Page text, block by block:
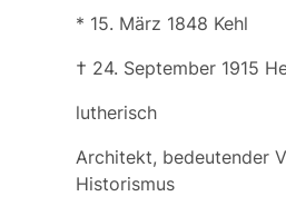
* 15. März 1848 Kehl
† 24. September 1915
lutherisch
Architekt, bedeutender
Historismus